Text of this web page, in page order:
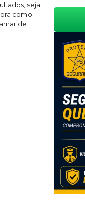
seja
como
de